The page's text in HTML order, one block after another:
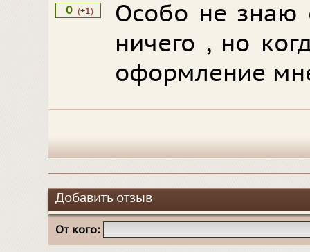
0 (+1)
Особо не знаю
ничего , но
оформление
Добавить отзыв
От кого: